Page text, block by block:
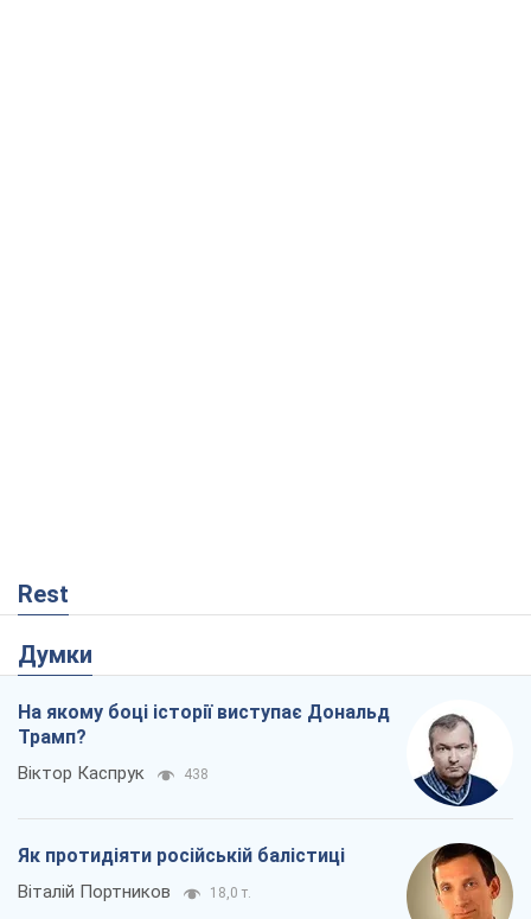
Rest
Думки
На якому боці історії виступає Дональд
Трамп?
Віктор Каспрук 438
Як протидіяти російській балістиці
Віталій Портников 18,0 т.